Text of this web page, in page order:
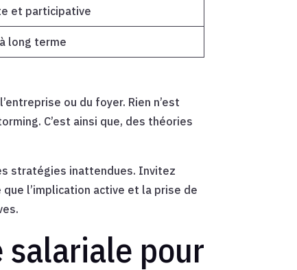
et participative
long terme
ou du foyer. Rien n’est
C’est ainsi que, des théories
stratégies inattendues. Invitez
l’implication active et la prise de
salariale pour